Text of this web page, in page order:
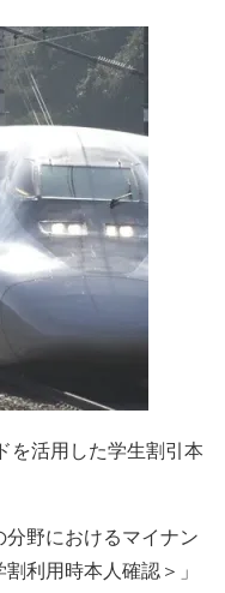
活用した学生割引本
野におけるマイナン
利用時本人確認＞」